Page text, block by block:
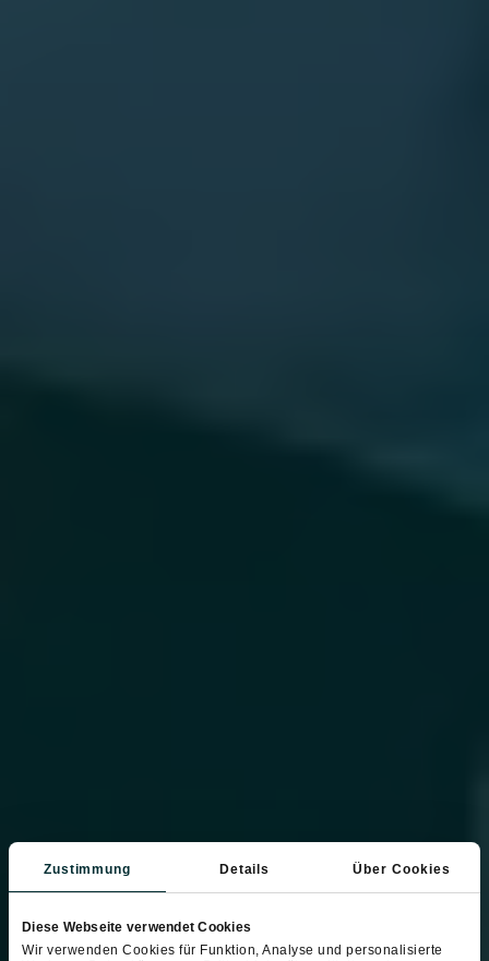
Zustimmung Details Über Cookies
Diese Webseite verwendet Cookies
Wir verwenden Cookies für Funktion, Analyse und personalisierte